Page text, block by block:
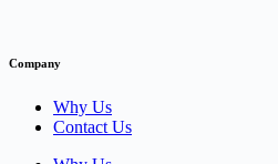
Company
Why Us
Contact Us